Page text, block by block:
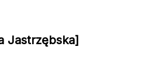
Jastrzębska]